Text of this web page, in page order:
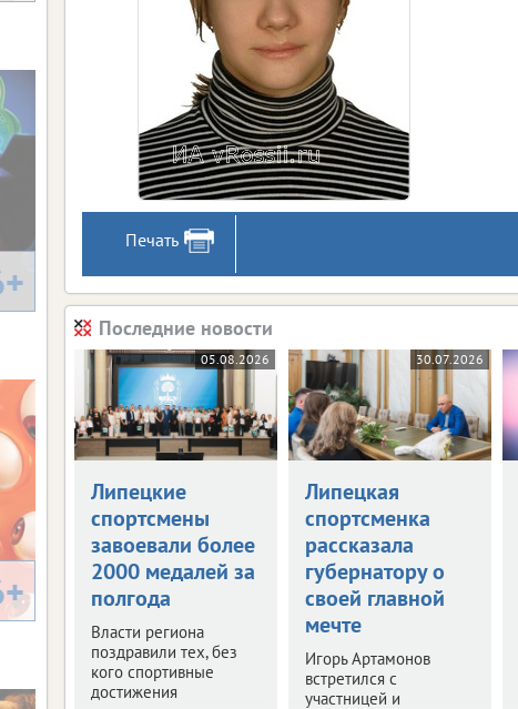
Печать
Последние новости
05.08.2026
Липецкие
спортсмены
завоевали более
2000 медалей за
полгода
Власти региона
поздравили тех, без
кого спортивные
достижения
30.07.2026
Липецкая
спортсменка
рассказала
губернатору о
своей главной
мечте
Игорь Артамонов
встретился с
участницей и